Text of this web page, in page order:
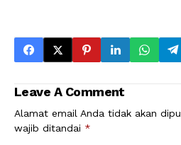
Leave A Comment
Alamat email Anda tidak akan
wajib ditandai *